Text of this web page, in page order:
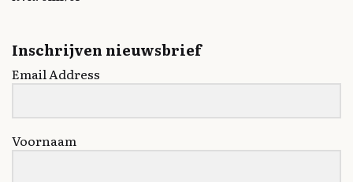
Inschrijven nieuwsbrief
Email Address
Voornaam